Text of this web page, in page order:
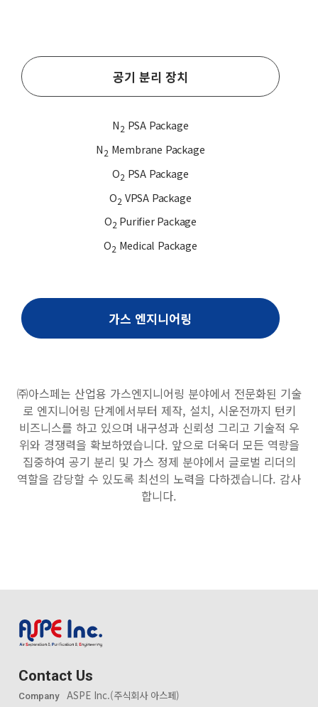
공기 분리 장치
N2 PSA Package
N2 Membrane Package
O2 PSA Package
O2 VPSA Package
O2 Purifier Package
O2 Medical Package
가스 엔지니어링
㈜아스페는 산업용 가스엔지니어링 분야에서 전문화된 기술
로 엔지니어링 단계에서부터 제작, 설치, 시운전까지 턴키
비즈니스를 하고 있으며 내구성과 신뢰성 그리고 기술적 우
위와 경쟁력을 확보하였습니다. 앞으로 더욱더 모든 역량을
집중하여 공기 분리 및 가스 정제 분야에서 글로벌 리더의
역할을 감당할 수 있도록 최선의 노력을 다하겠습니다. 감사
합니다.
Contact Us
Company ASPE Inc.(주식회사 아스페)